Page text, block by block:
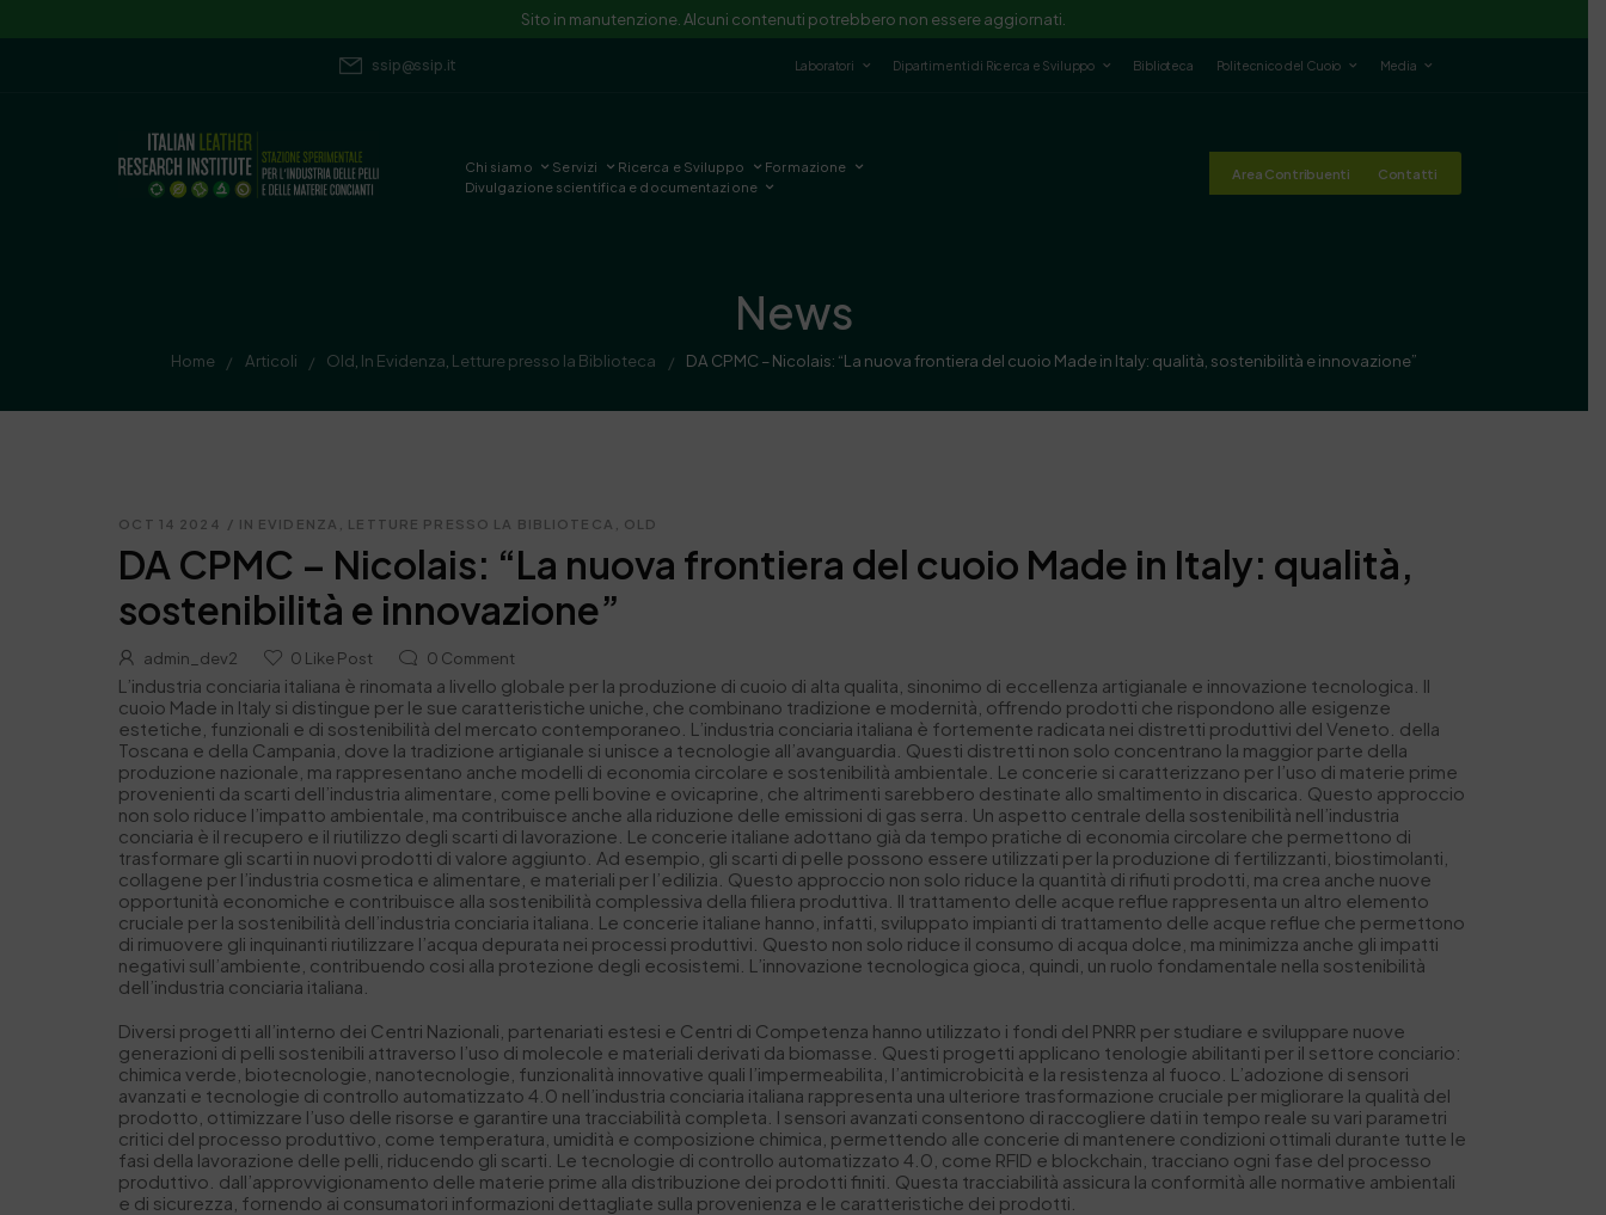
Sito in manutenzione. Alcuni contenuti potrebbero non essere aggiornati.
ssip@ssip.it Laboratori Dipartimenti di Ricerca e Sviluppo Biblioteca Politecnico del Cuoio Media
Chi siamo Servizi Ricerca e Sviluppo
Formazione
Divulgazione scientifica e documentazione
Area Contribuenti Contatti
News
Home / Articoli / Old In Evidenza Letture presso la Biblioteca / DA CPMC – Nicolais: “La nuova frontiera del cuoio Made in Italy: qualità, sostenibilità e innovazione”
OCT 14 2024 / IN EVIDENZA LETTURE PRESSO LA BIBLIOTECA OLD
DA CPMC – Nicolais: “La nuova frontiera del cuoio Made in Italy: qualità,
sostenibilità e innovazione”
admin_dev2 0 Like Post 0 Comment
L’industria conciaria italiana è rinomata a livello globale per la produzione di cuoio di alta qualita, sinonimo di eccellenza artigianale e innovazione tecnologica. Il
cuoio Made in Italy si distingue per le sue caratteristiche uniche, che combinano tradizione e modernità, offrendo prodotti che rispondono alle esigenze
estetiche, funzionali e di sostenibilità del mercato contemporaneo. L’industria conciaria italiana è fortemente radicata nei distretti produttivi del Veneto. della
Toscana e della Campania, dove la tradizione artigianale si unisce a tecnologie all’avanguardia. Questi distretti non solo concentrano la maggior parte della
produzione nazionale, ma rappresentano anche modelli di economia circolare e sostenibilità ambientale. Le concerie si caratterizzano per l’uso di materie prime
provenienti da scarti dell’industria alimentare, come pelli bovine e ovicaprine, che altrimenti sarebbero destinate allo smaltimento in discarica. Questo approccio
non solo riduce l’impatto ambientale, ma contribuisce anche alla riduzione delle emissioni di gas serra. Un aspetto centrale della sostenibilità nell’industria
conciaria è il recupero e il riutilizzo degli scarti di lavorazione. Le concerie italiane adottano già da tempo pratiche di economia circolare che permettono di
trasformare gli scarti in nuovi prodotti di valore aggiunto. Ad esempio, gli scarti di pelle possono essere utilizzati per la produzione di fertilizzanti, biostimolanti,
collagene per l’industria cosmetica e alimentare, e materiali per l’edilizia. Questo approccio non solo riduce la quantità di rifiuti prodotti, ma crea anche nuove
opportunità economiche e contribuisce alla sostenibilità complessiva della filiera produttiva. Il trattamento delle acque reflue rappresenta un altro elemento
cruciale per la sostenibilità dell’industria conciaria italiana. Le concerie italiane hanno, infatti, sviluppato impianti di trattamento delle acque reflue che permettono
di rimuovere gli inquinanti riutilizzare l’acqua depurata nei processi produttivi. Questo non solo riduce il consumo di acqua dolce, ma minimizza anche gli impatti
negativi sull’ambiente, contribuendo cosi alla protezione degli ecosistemi. L’innovazione tecnologica gioca, quindi, un ruolo fondamentale nella sostenibilità
dell’industria conciaria italiana.
Diversi progetti all’interno dei Centri Nazionali, partenariati estesi e Centri di Competenza hanno utilizzato i fondi del PNRR per studiare e sviluppare nuove
generazioni di pelli sostenibili attraverso l’uso di molecole e materiali derivati da biomasse. Questi progetti applicano tenologie abilitanti per il settore conciario:
chimica verde, biotecnologie, nanotecnologie, funzionalità innovative quali l’impermeabilita, l’antimicrobicità e la resistenza al fuoco. L’adozione di sensori
avanzati e tecnologie di controllo automatizzato 4.0 nell’industria conciaria italiana rappresenta una ulteriore trasformazione cruciale per migliorare la qualità del
prodotto, ottimizzare l’uso delle risorse e garantire una tracciabilità completa. I sensori avanzati consentono di raccogliere dati in tempo reale su vari parametri
critici del processo produttivo, come temperatura, umidità e composizione chimica, permettendo alle concerie di mantenere condizioni ottimali durante tutte le
fasi della lavorazione delle pelli, riducendo gli scarti. Le tecnologie di controllo automatizzato 4.0, come RFID e blockchain, tracciano ogni fase del processo
produttivo. dall’approvvigionamento delle materie prime alla distribuzione dei prodotti finiti. Questa tracciabilità assicura la conformità alle normative ambientali
e di sicurezza, fornendo ai consumatori informazioni dettagliate sulla provenienza e le caratteristiche dei prodotti.